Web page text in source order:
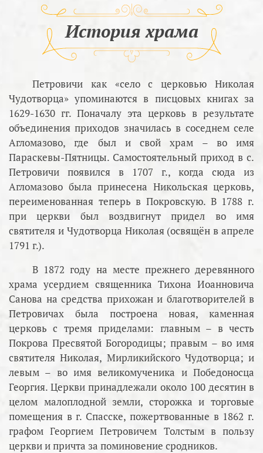
История храма
Петровичи как «село с церковью Николая
Чудотворца» упоминаются в писцовых книгах за
1629-1630 гг. Поначалу эта церковь в результате
объединения приходов значилась в соседнем селе
Агломазово, где был и свой храм – во имя
Параскевы-Пятницы. Самостоятельный приход в с.
Петровичи появился в 1707 г., когда сюда из
Агломазово была принесена Никольская церковь,
переименованная теперь в Покровскую. В 1788 г.
при церкви был воздвигнут придел во имя
святителя и Чудотворца Николая (освящён в апреле
1791 г.).
В 1872 году на месте прежнего деревянного
храма усердием священника Тихона Иоанновича
Санова на средства прихожан и благотворителей в
Петровичах была построена новая, каменная
церковь с тремя приделами: главным – в честь
Покрова Пресвятой Богородицы; правым – во имя
святителя Николая, Мирликийского Чудотворца; и
левым – во имя великомученика и Победоносца
Георгия. Церкви принадлежали около 100 десятин в
целом малоплодной земли, сторожка и торговые
помещения в г. Спасске, пожертвованные в 1862 г.
графом Георгием Петровичем Толстым в пользу
церкви и причта за поминовение сродников.